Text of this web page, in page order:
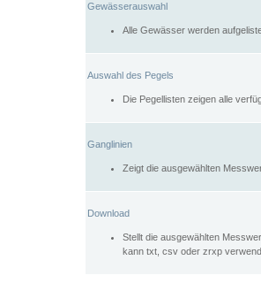
Gewässerauswahl
Alle Gewässer werden
Auswahl des Pegels
Die Pegellisten zeigen alle
Ganglinien
Zeigt die ausgewählten
Download
Stellt die ausgewählten
kann txt, csv oder zrxp